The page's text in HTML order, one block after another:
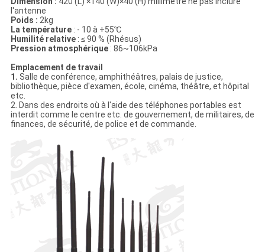
l'antenne
Poids : 2kg
La température: - 10 à +55℃
Humilité relative: ≤ 90 % (Rhésus)
Pression atmosphérique: 86~106kPa
Emplacement de travail
1. Salle de conférence, amphithéâtres, palais de justice,
bibliothèque, pièce d'examen, école, cinéma, théâtre, et hôpital
etc.
2. Dans des endroits où à l'aide des téléphones portables est
interdit comme le centre etc. de gouvernement, de militaires, de
finances, de sécurité, de police et de commande.